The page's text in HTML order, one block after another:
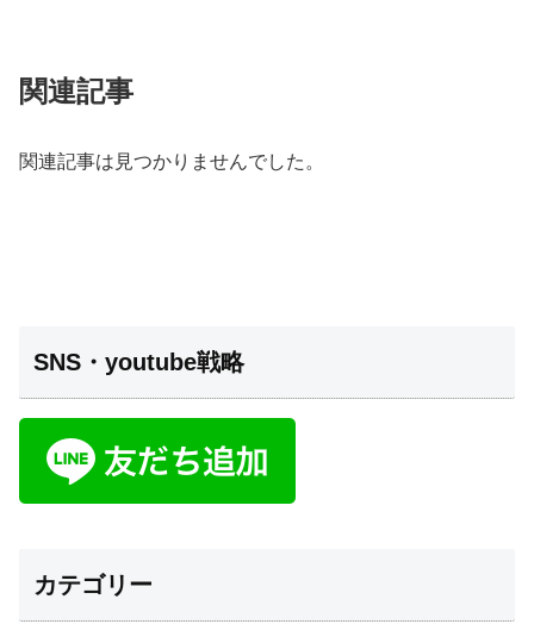
関連記事
関連記事は見つかりませんでした。
SNS・youtube戦略
カテゴリー